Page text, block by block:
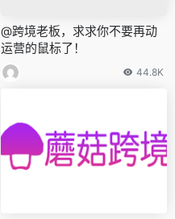
@跨境老板，求求你不要再动
运营的鼠标了！
44.8K